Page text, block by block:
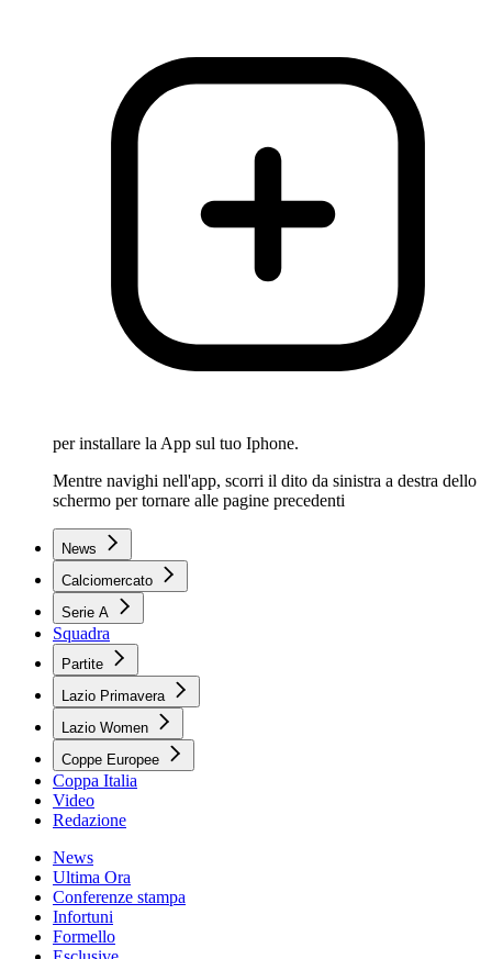
per installare la App sul tuo Iphone.
Mentre navighi nell'app, scorri il dito da sinistra a destra dello
schermo per tornare alle pagine precedenti
News
Calciomercato
Serie A
Squadra
Partite
Lazio Primavera
Lazio Women
Coppe Europee
Coppa Italia
Video
Redazione
News
Ultima Ora
Conferenze stampa
Infortuni
Formello